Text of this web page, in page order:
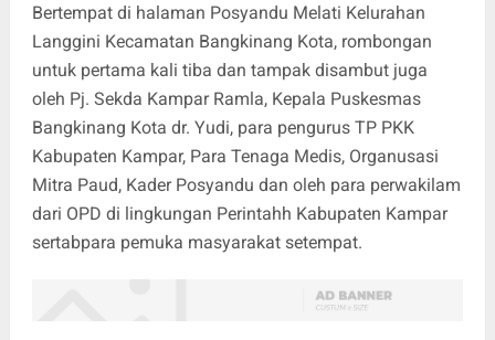
Bertempat di halaman Posyandu Melati Kelurahan
Langgini Kecamatan Bangkinang Kota, rombongan
untuk pertama kali tiba dan tampak disambut juga
oleh Pj. Sekda Kampar Ramla, Kepala Puskesmas
Bangkinang Kota dr. Yudi, para pengurus TP PKK
Kabupaten Kampar, Para Tenaga Medis, Organusasi
Mitra Paud, Kader Posyandu dan oleh para perwakilam
dari OPD di lingkungan Perintahh Kabupaten Kampar
sertabpara pemuka masyarakat setempat.